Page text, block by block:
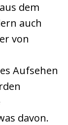
dem
auch
von
Aufsehen
davon.